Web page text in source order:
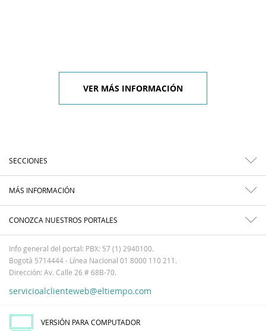
VER MÁS INFORMACIÓN
SECCIONES
MÁS INFORMACIÓN
CONOZCA NUESTROS PORTALES
Info general del portal: PBX: 57 (1) 2940100.
Bogotá 5714444 - Línea Nacional 01 8000 110 211.
Dirección: Av. Calle 26 # 68B-70.
servicioalclienteweb@eltiempo.com
VERSIÓN PARA COMPUTADOR